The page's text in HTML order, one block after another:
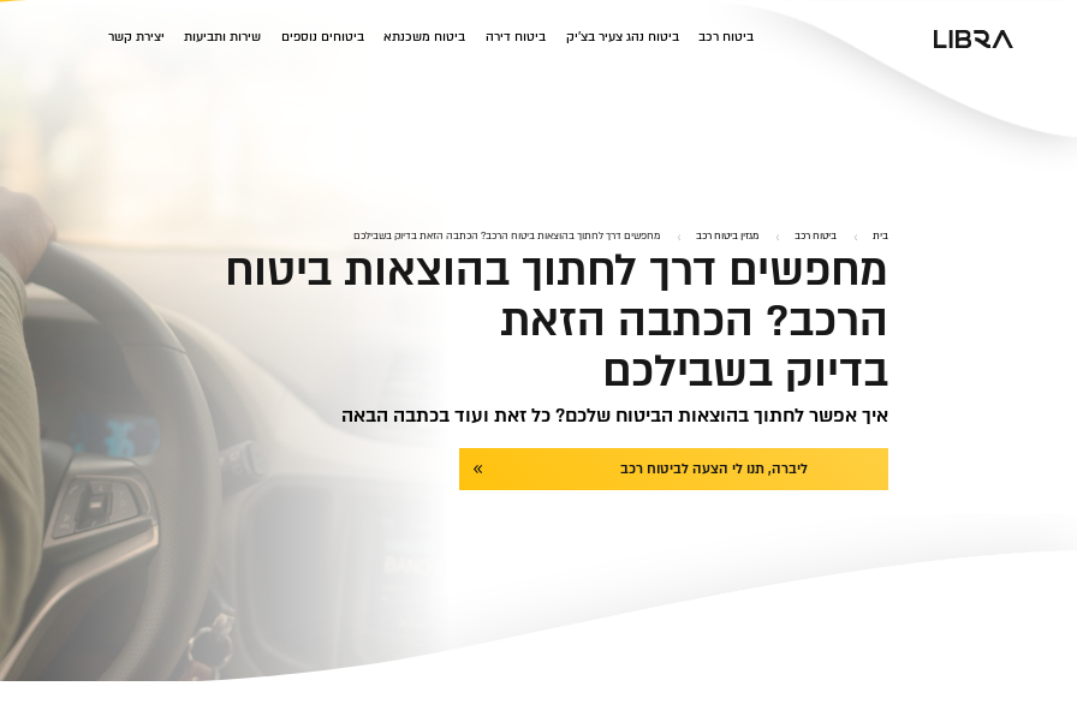
ביטוח רכב ביטוח נהג צעיר בצ'יק ביטוח דירה ביטוח משכנתא ביטוחים נוספים שירות ותביעות יצירת קשר
בית ביטוח רכב מגזין ביטוח רכב מחפשים דרך לחתוך בהוצאות ביטוח הרכב? הכתבה הזאת בדיוק בשבילכם
מחפשים דרך לחתוך בהוצאות ביטוח
הרכב? הכתבה הזאת
בדיוק בשבילכם
איך אפשר לחתוך בהוצאות הביטוח שלכם? כל זאת ועוד בכתבה הבאה
ליברה, תנו לי הצעה לביטוח רכב